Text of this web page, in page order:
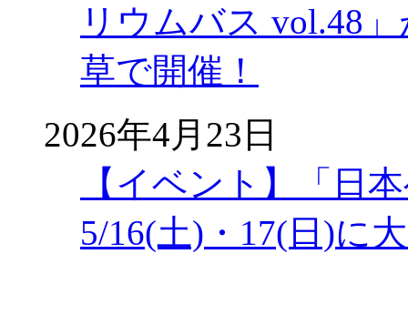
リウムバス vol.48
草で開催！
2026年4月23日
【イベント】「日
5/16(土)・17(日)に